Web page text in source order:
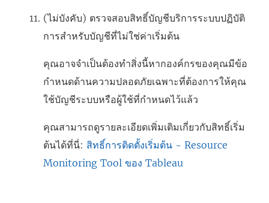
(ไม่บังคับ) ตรวจสอบสิทธิ์บัญชีบริการระบบปฏิบัติ
การสำหรับบัญชีที่ไม่ใช่ค่าเริ่มต้น
คุณอาจจำเป็นต้องทำสิ่งนี้หากองค์กรของคุณมีข้อ
กำหนดด้านความปลอดภัยเฉพาะที่ต้องการให้คุณ
ใช้บัญชีระบบหรือผู้ใช้ที่กำหนดไว้แล้ว
คุณสามารถดูรายละเอียดเพิ่มเติมเกี่ยวกับสิทธิ์เริ่ม
ต้นได้ที่นี่: สิทธิ์การติดตั้งเริ่มต้น - Resource
Monitoring Tool ของ Tableau